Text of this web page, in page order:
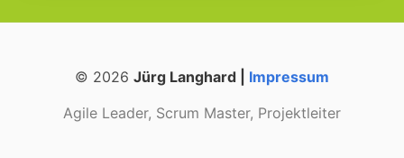
© 2026 Jürg Langhard | Impressum
Agile Leader, Scrum Master, Projektleiter